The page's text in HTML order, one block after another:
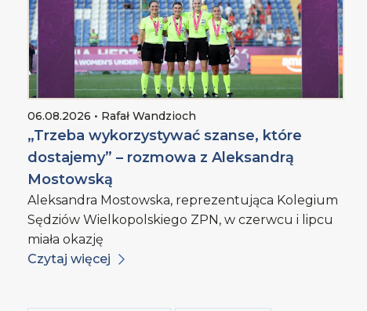
06.08.2026 • Rafał Wandzioch
„Trzeba wykorzystywać szanse, które
dostajemy” – rozmowa z Aleksandrą
Mostowską
Aleksandra Mostowska, reprezentująca Kolegium
Sędziów Wielkopolskiego ZPN, w czerwcu i lipcu
miała okazję
Czytaj więcej